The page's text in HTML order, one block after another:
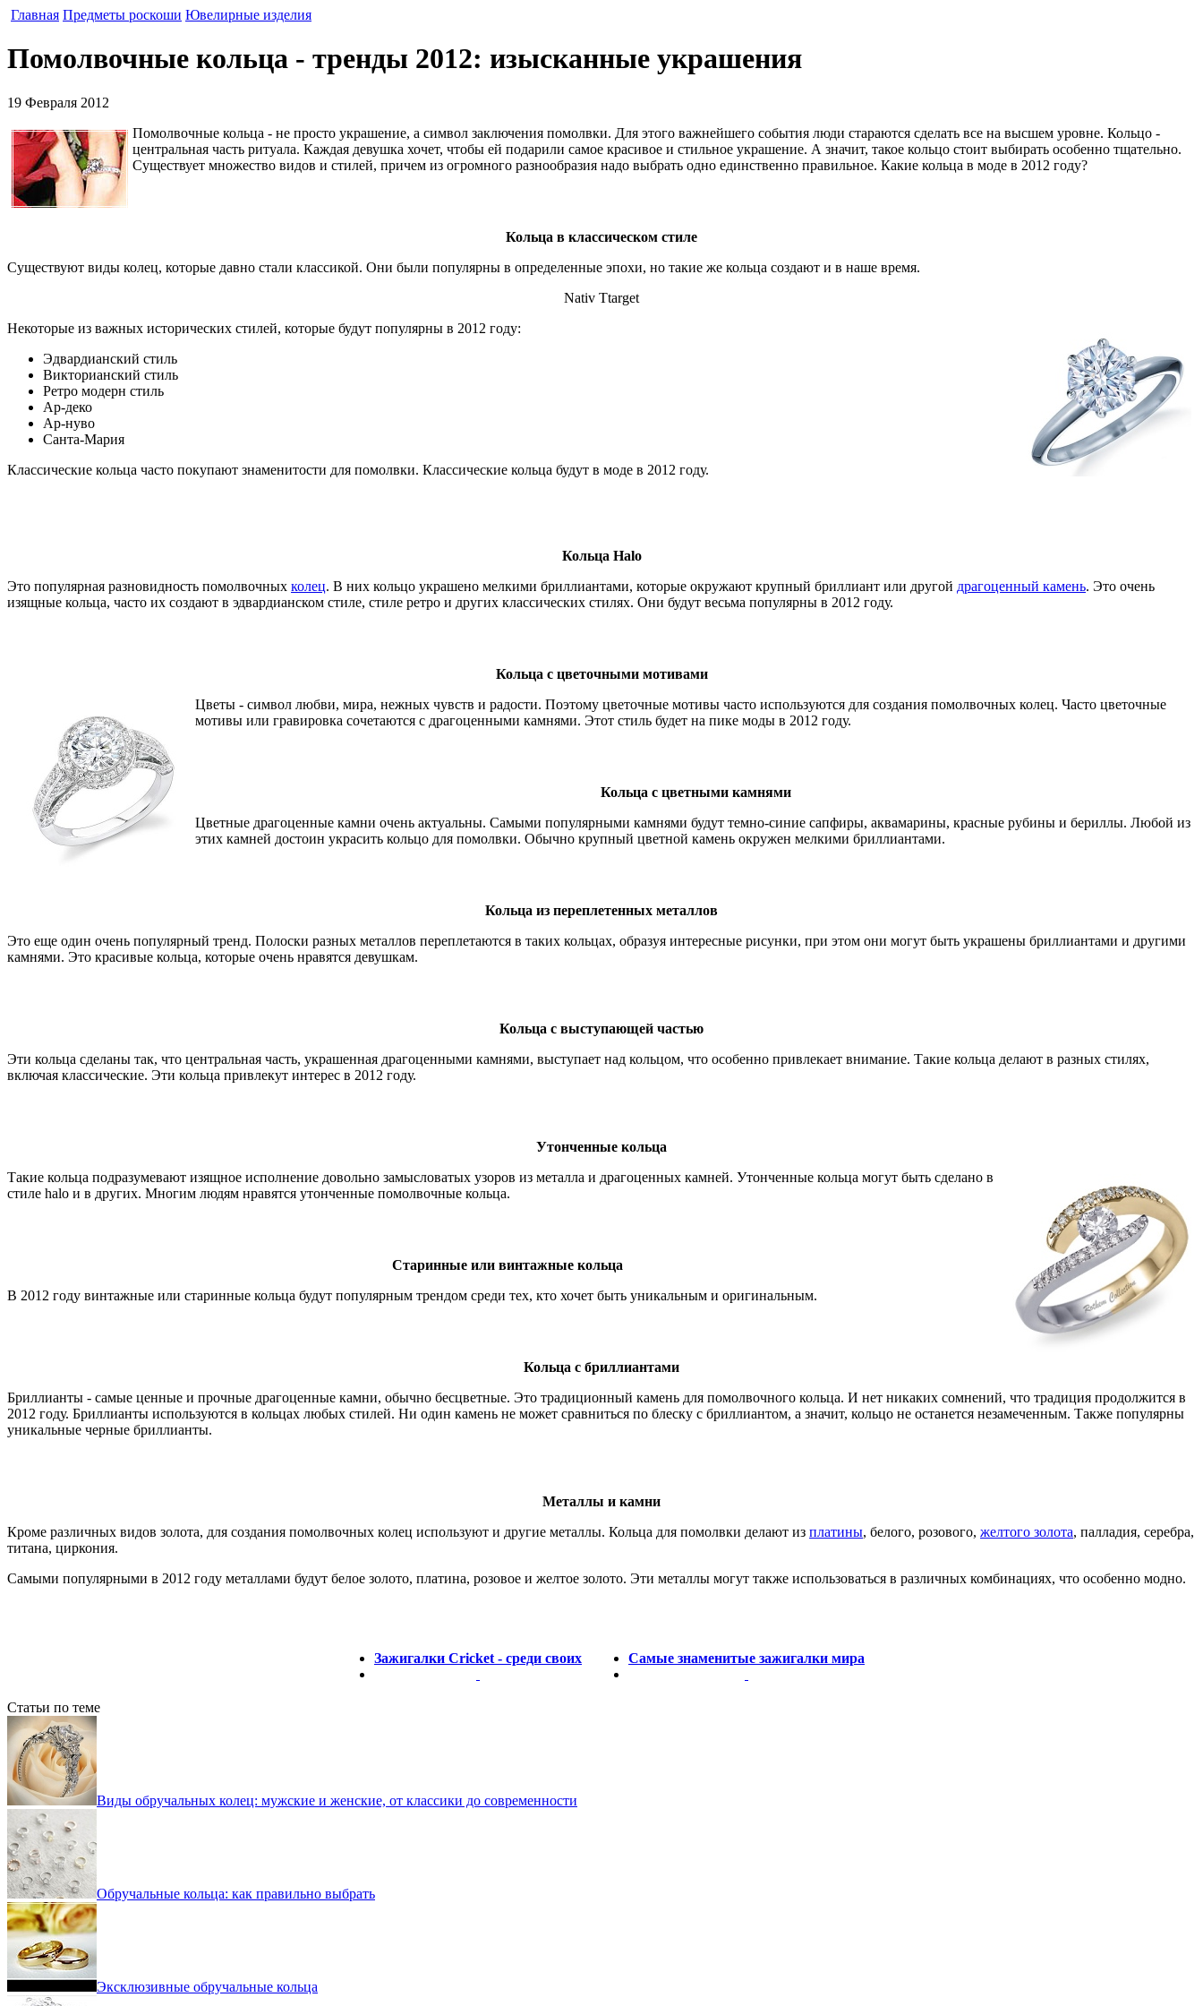
Главная Предметы роскоши Ювелирные изделия
Помолвочные кольца - тренды 2012: изысканные украшения
19 Февраля 2012
Помолвочные кольца - не просто украшение, а символ заключения помолвки. Для этого важнейшего события люди стараются сделать все на высшем уровне. Кольцо -
центральная часть ритуала. Каждая девушка хочет, чтобы ей подарили самое красивое и стильное украшение. А значит, такое кольцо стоит выбирать особенно тщательно.
Существует множество видов и стилей, причем из огромного разнообразия надо выбрать одно единственно правильное. Какие кольца в моде в 2012 году?
Кольца в классическом стиле
Существуют виды колец, которые давно стали классикой. Они были популярны в определенные эпохи, но такие же кольца создают и в наше время.
Nativ Ttarget
Некоторые из важных исторических стилей, которые будут популярны в 2012 году:
Эдвардианский стиль
Викторианский стиль
Ретро модерн стиль
Ар-деко
Ар-нуво
Санта-Мария
Классические кольца часто покупают знаменитости для помолвки. Классические кольца будут в моде в 2012 году.
Кольца Halo
Это популярная разновидность помолвочных колец. В них кольцо украшено мелкими бриллиантами, которые окружают крупный бриллиант или другой драгоценный камень. Это очень
изящные кольца, часто их создают в эдвардианском стиле, стиле ретро и других классических стилях. Они будут весьма популярны в 2012 году.
Кольца с цветочными мотивами
Цветы - символ любви, мира, нежных чувств и радости. Поэтому цветочные мотивы часто используются для создания помолвочных колец. Часто цветочные
мотивы или гравировка сочетаются с драгоценными камнями. Этот стиль будет на пике моды в 2012 году.
Кольца с цветными камнями
Цветные драгоценные камни очень актуальны. Самыми популярными камнями будут темно-синие сапфиры, аквамарины, красные рубины и бериллы. Любой из
этих камней достоин украсить кольцо для помолвки. Обычно крупный цветной камень окружен мелкими бриллиантами.
Кольца из переплетенных металлов
Это еще один очень популярный тренд. Полоски разных металлов переплетаются в таких кольцах, образуя интересные рисунки, при этом они могут быть украшены бриллиантами и другими
камнями. Это красивые кольца, которые очень нравятся девушкам.
Кольца с выступающей частью
Эти кольца сделаны так, что центральная часть, украшенная драгоценными камнями, выступает над кольцом, что особенно привлекает внимание. Такие кольца делают в разных стилях,
включая классические. Эти кольца привлекут интерес в 2012 году.
Утонченные кольца
Такие кольца подразумевают изящное исполнение довольно замысловатых узоров из металла и драгоценных камней. Утонченные кольца могут быть сделано в
стиле halo и в других. Многим людям нравятся утонченные помолвочные кольца.
Старинные или винтажные кольца
В 2012 году винтажные или старинные кольца будут популярным трендом среди тех, кто хочет быть уникальным и оригинальным.
Кольца с бриллиантами
Бриллианты - самые ценные и прочные драгоценные камни, обычно бесцветные. Это традиционный камень для помолвочного кольца. И нет никаких сомнений, что традиция продолжится в
2012 году. Бриллианты используются в кольцах любых стилей. Ни один камень не может сравниться по блеску с бриллиантом, а значит, кольцо не останется незамеченным. Также популярны
уникальные черные бриллианты.
Металлы и камни
Кроме различных видов золота, для создания помолвочных колец используют и другие металлы. Кольца для помолвки делают из платины, белого, розового, желтого золота, палладия, серебра,
титана, циркония.
Самыми популярными в 2012 году металлами будут белое золото, платина, розовое и желтое золото. Эти металлы могут также использоваться в различных комбинациях, что особенно модно.
Зажигалки Cricket - среди своих Самые знаменитые зажигалки мира
Статьи по теме
Виды обручальных колец: мужские и женские, от классики до современности
Обручальные кольца: как правильно выбрать
Эксклюзивные обручальные кольца